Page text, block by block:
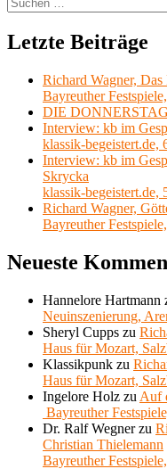
nach:
Letzte Beiträge
Richard Wagner,
Bayreuther
DIE
Interview: kb im
klassik-begeistert.de,
Interview: kb im
Skrycka
klassik-begeistert.de,
Richard Wagner,
Bayreuther
Neueste
Hannelore Hartmann
Neuinszenierung,
Sheryl Cupps zu
Haus für Mozart,
Klassikpunk zu
Haus für Mozart,
Ingelore Holz zu Auf
Bayreuther
Dr. Ralf Wegnerzu
Christian Thielemann
Bayreuther